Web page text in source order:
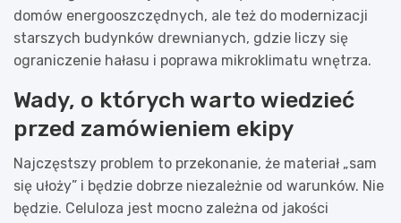
domów energooszczędnych, ale też do modernizacji
starszych budynków drewnianych, gdzie liczy się
ograniczenie hałasu i poprawa mikroklimatu wnętrza.
Wady, o których warto wiedzieć
przed zamówieniem ekipy
Najczęstszy problem to przekonanie, że materiał „sam
się ułoży” i będzie dobrze niezależnie od warunków. Nie
będzie. Celuloza jest mocno zależna od jakości